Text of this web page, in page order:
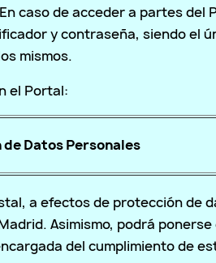
caso de acceder a partes del
y contraseña, siendo el
mismos.
el Portal:
Datos Personales
a efectos de protección de
Asimismo, podrá
del cumplimiento de